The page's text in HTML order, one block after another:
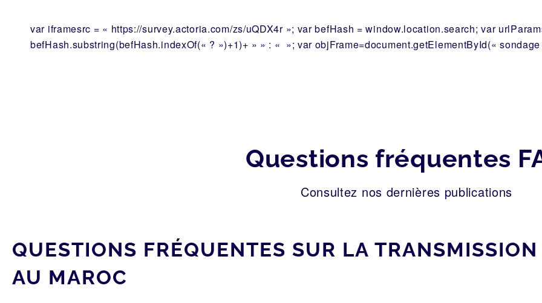
var iframesrc = « https://survey.actoria.com/zs/uQDX4r »; var befHash = window.location.search; var
befHash.substring(befHash.indexOf(« ? »)+1)+ » » : « »; var objFrame=document.getElementById(«
Questions fréquentes
Consultez nos dernières publications
QUESTIONS FRÉQUENTES SUR LA TRANSMISSION
AU MAROC